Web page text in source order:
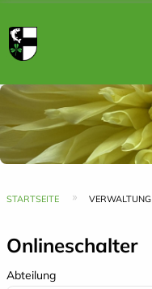
Pfadnavigation
STARTSEITE VERWALTUNG
Onlineschalter
Abteilung